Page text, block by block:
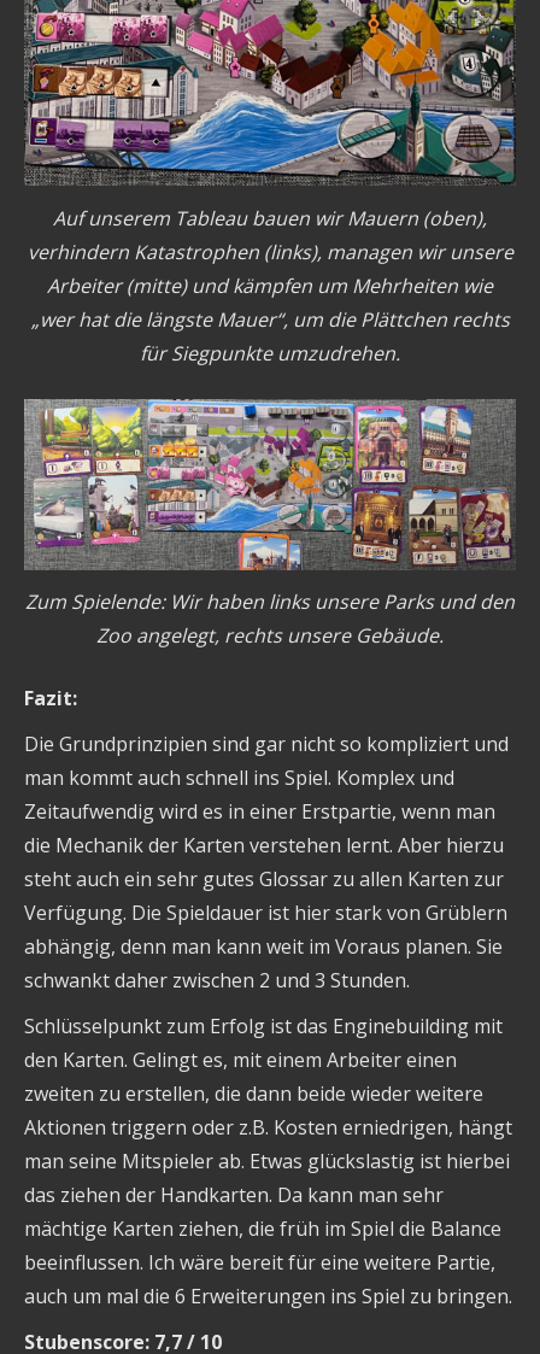
Auf unserem Tableau bauen wir Mauern (oben),
verhindern Katastrophen (links), managen wir unsere
Arbeiter (mitte) und kämpfen um Mehrheiten wie
„wer hat die längste Mauer“, um die Plättchen rechts
für Siegpunkte umzudrehen.
Zum Spielende: Wir haben links unsere Parks und den
Zoo angelegt, rechts unsere Gebäude.
Fazit:
Die Grundprinzipien sind gar nicht so kompliziert und
man kommt auch schnell ins Spiel. Komplex und
Zeitaufwendig wird es in einer Erstpartie, wenn man
die Mechanik der Karten verstehen lernt. Aber hierzu
steht auch ein sehr gutes Glossar zu allen Karten zur
Verfügung. Die Spieldauer ist hier stark von Grüblern
abhängig, denn man kann weit im Voraus planen. Sie
schwankt daher zwischen 2 und 3 Stunden.
Schlüsselpunkt zum Erfolg ist das Enginebuilding mit
den Karten. Gelingt es, mit einem Arbeiter einen
zweiten zu erstellen, die dann beide wieder weitere
Aktionen triggern oder z.B. Kosten erniedrigen, hängt
man seine Mitspieler ab. Etwas glückslastig ist hierbei
das ziehen der Handkarten. Da kann man sehr
mächtige Karten ziehen, die früh im Spiel die Balance
beeinflussen. Ich wäre bereit für eine weitere Partie,
auch um mal die 6 Erweiterungen ins Spiel zu bringen.
Stubenscore: 7,7 / 10